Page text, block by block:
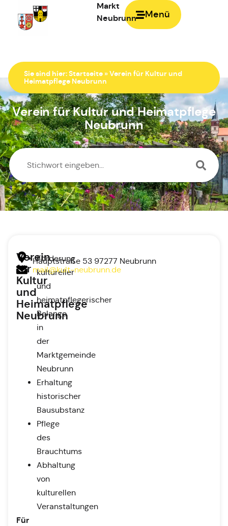
Menü
Markt
Neubrunn
Sie sind hier:Startseite »Verein für Kultur und
Heimatpflege Neubrunn
Verein für Kultur und Heimatpflege
Neubrunn
Verein
für
Kultur
und
Heimatpflege
Neubrunn
Förderung
kultureller
und
heimatpflegerischer
Belange
in
der
Marktgemeinde
Neubrunn
Erhaltung
historischer
Bausubstanz
Pflege
des
Brauchtums
Abhaltung
von
kulturellen
Veranstaltungen
Für
Hauptstraße 53 97277 Neubrunn
mail@kult-neubrunn.de